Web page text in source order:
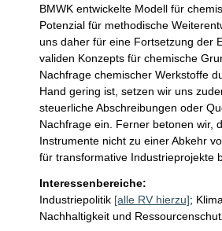
BMWK entwickelte Modell für
Potenzial für methodische
uns daher für eine Fortsetzung der
validen Konzepts für chemische
Nachfrage chemischer Werkstoffe
Hand gering ist, setzen wir uns
steuerliche Abschreibungen oder
Nachfrage ein. Ferner betonen wir,
Instrumente nicht zu einer Abkehr
für transformative Industrieprojekte
Interessenbereiche:
Industriepolitik [alle RV hierzu];
Nachhaltigkeit und